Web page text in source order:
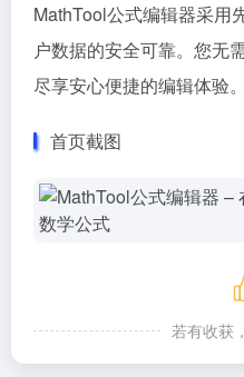
MathTool公式编辑器采用
户数据的安全可靠。您无
尽享安心便捷的编辑体验。
首页截图
若有收获